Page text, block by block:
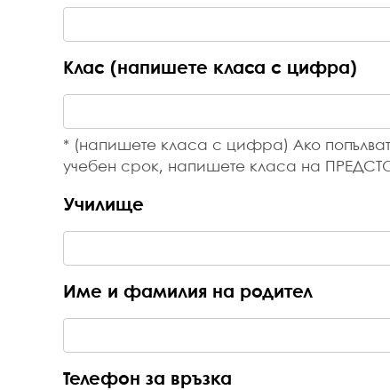
Клас (напишете класа с цифра)
* (напишете класа с цифра) Ако
учебен срок, напишете класа на
Училище
Име и фамилия на родител
Телефон за връзка